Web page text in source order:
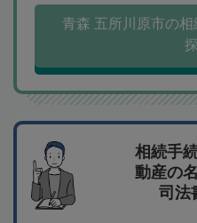
青森 五所川原市の
相続手
動産の
司法